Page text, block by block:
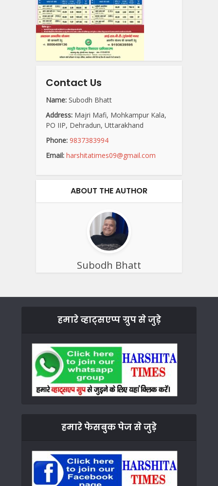
Contact Us
Name: Subodh Bhatt
Address: Majri Mafi, Mohkampur Kala,
PO IIP, Dehradun, Uttarakhand
Phone: 9837383994
Email: harshitatimes09@gmail.com
ABOUT THE AUTHOR
Subodh Bhatt
हमारे व्हाट्सएप्प ग्रुप से जुड़े
हमारे फेसबुक पेज से जुड़े